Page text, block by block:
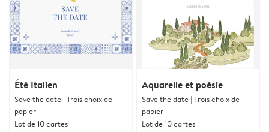
Été Italien
Save the date | Trois choix de
papier
Lot de 10 cartes
Aquarelle et poésie
Save the date | Trois choix de
papier
Lot de 10 cartes